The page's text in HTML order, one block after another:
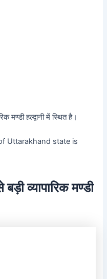
मण्डी हल्द्वानी में स्थित है।
Uttarakhand state is
व्यापारिक मण्डी